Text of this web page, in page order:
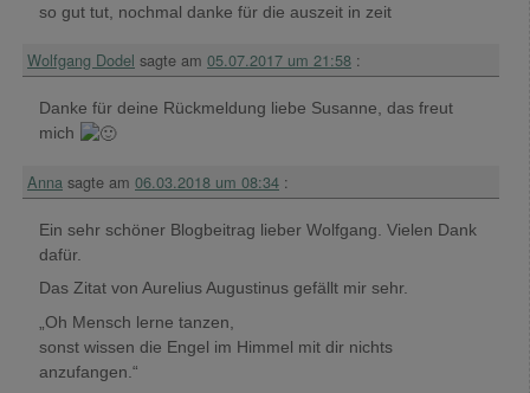
so gut tut, nochmal danke für die auszeit in zeit
Wolfgang Dodel sagte am 05.07.2017 um 21:58 :
Danke für deine Rückmeldung liebe Susanne, das freut
mich
Anna sagte am 06.03.2018 um 08:34 :
Ein sehr schöner Blogbeitrag lieber Wolfgang. Vielen Dank
dafür.
Das Zitat von Aurelius Augustinus gefällt mir sehr.
„Oh Mensch lerne tanzen,
sonst wissen die Engel im Himmel mit dir nichts
anzufangen.“